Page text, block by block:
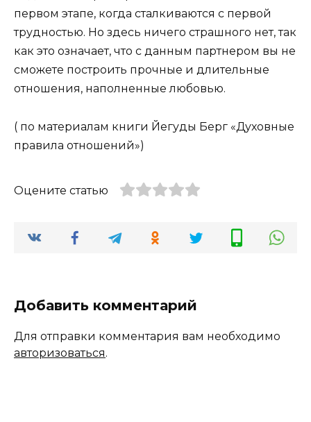
первом этапе, когда сталкиваются с первой
трудностью. Но здесь ничего страшного нет, так
как это означает, что с данным партнером вы не
сможете построить прочные и длительные
отношения, наполненные любовью.
( по материалам книги Йегуды Берг «Духовные
правила отношений»)
Оцените статью
Добавить комментарий
Для отправки комментария вам необходимо
авторизоваться.